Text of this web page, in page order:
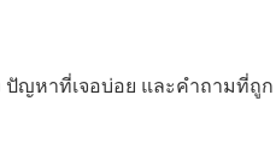
ญหาที่เจอบ่อย และคำถามที่ถูก